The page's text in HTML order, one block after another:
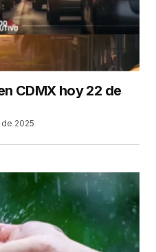
CDMX hoy 22 de
2025